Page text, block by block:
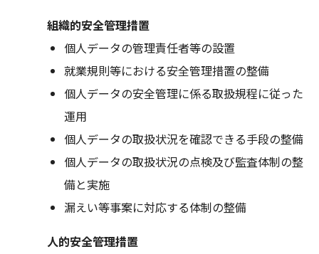
組織的安全管理措置
個人データの管理責任者等の設置
就業規則等における安全管理措置の整備
個人データの安全管理に係る取扱規程に従った
運用
個人データの取扱状況を確認できる手段の整備
個人データの取扱状況の点検及び監査体制の整
備と実施
漏えい等事案に対応する体制の整備
人的安全管理措置